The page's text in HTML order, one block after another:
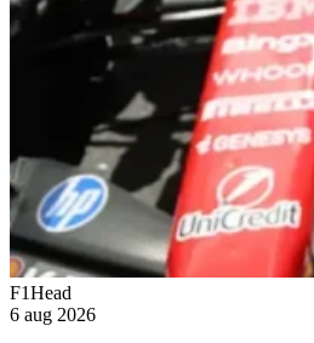
F1Head
6 aug 2026